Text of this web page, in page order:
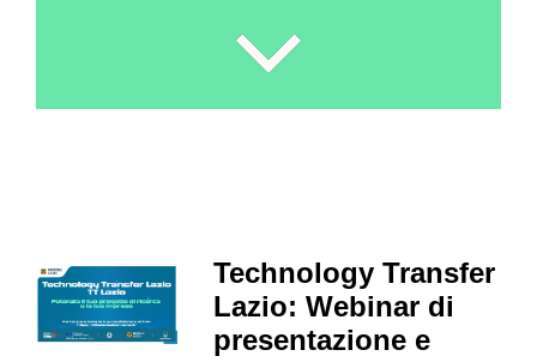
Technology Transfer
Lazio: Webinar di
presentazione e